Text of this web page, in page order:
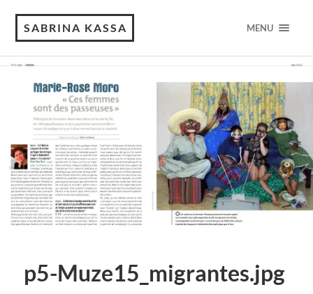
SABRINA KASSA MENU
p5-Muze15_migrantes.jpg